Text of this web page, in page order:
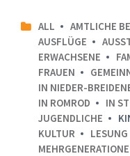
ALL
AMTLICHE
AUSFLÜGE
ERWACHSENE
FRAUEN
IN NIEDER-
IN ROMROD
IN
JUGENDLICHE
KULTUR
LESUNG